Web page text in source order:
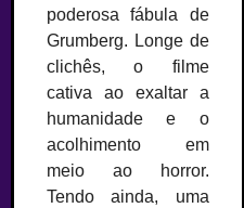
poderosa fábula de
Grumberg. Longe de
clichês, o filme
cativa ao exaltar a
humanidade e o
acolhimento em
meio ao horror.
Tendo ainda, uma